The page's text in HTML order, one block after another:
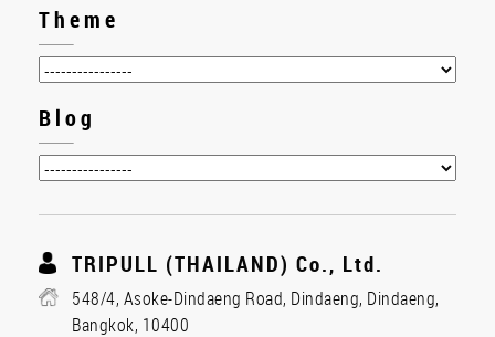
Theme
Blog
TRIPULL (THAILAND) Co., Ltd.
548/4, Asoke-Dindaeng Road, Dindaeng, Dindaeng,
Bangkok, 10400